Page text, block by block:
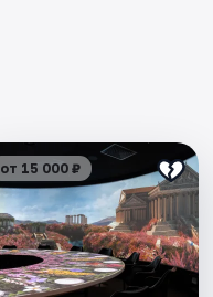
от 15 000 ₽